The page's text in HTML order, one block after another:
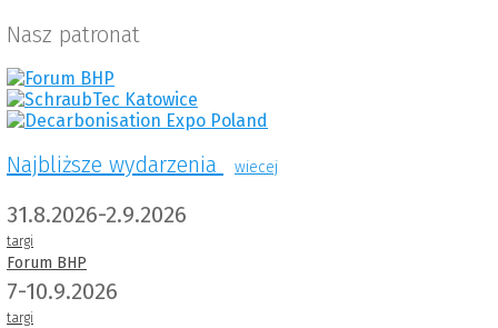
Nasz patronat
Najbliższe wydarzenia wiecej
31.8.2026-2.9.2026
targi
Forum BHP
7-10.9.2026
targi